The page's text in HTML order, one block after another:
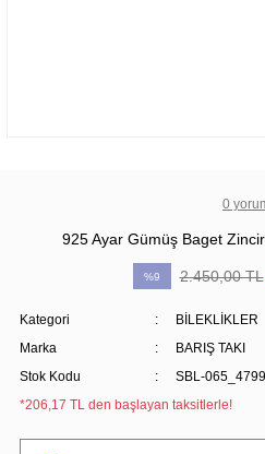
0
925 Ayar Gümüş Baget
%9 2.450,00 TL
Kategori
BİLEKLİKLER
Marka
BARIŞ TAKI
Stok Kodu
SBL-
*206,17 TL den başlayan taksitlerle!